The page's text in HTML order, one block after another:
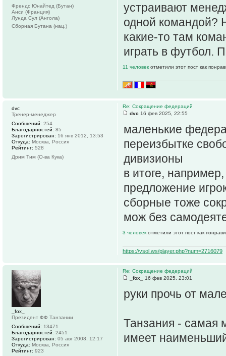
устраивают
одной командой?
какие-то там
играть в футбол.
11 человек отметили этот пост как
Френдс Юнайтед (Бутан)
Анси (Франция)
Лунда Сул (Ангола)
Сборная Бутана (нац.)
Re: Сокращение федераций
dvc 16 фев 2025, 22:55
маленькие
переизбытке
дивизионы
в итоге,
предложение
сборные тоже
мож без
3 человек отметили этот пост как
https://vsol.ws/player.php?num=2716079
dvc
Тренер-менеджер
Сообщений: 254
Благодарностей: 85
Зарегистрирован: 16 янв 2012, 13:53
Откуда: Москва, Россия
Рейтинг: 528
Дрим Тим (О-ва Кука)
Re: Сокращение федераций
_fox_
16 фев 2025, 23:01
руки прочь от
Танзания - самая
имеет
_fox_
Президент ФФ Танзании
Сообщений: 13471
Благодарностей: 2451
Зарегистрирован: 05 авг 2008, 12:17
Откуда: Москва, Россия
Рейтинг: 923